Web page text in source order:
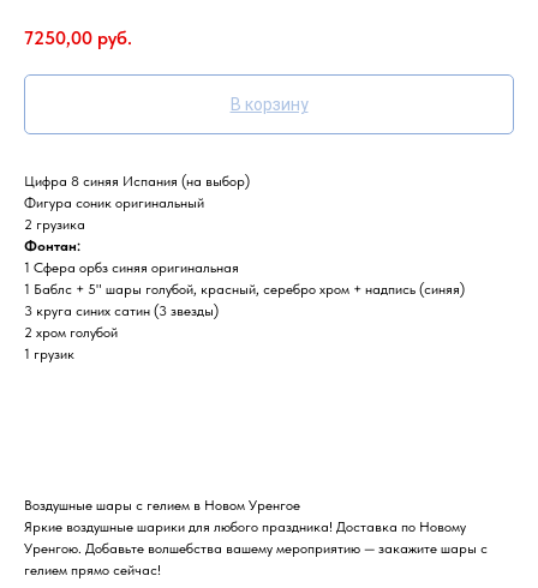
7250,00 руб.
В корзину
Цифра 8 синяя Испания (на выбор)
Фигура соник оригинальный
2 грузика
Фонтан:
1 Сфера орбз синяя оригинальная
1 Баблс + 5" шары голубой, красный, серебро хром + надпись (синяя)
3 круга синих сатин (3 звезды)
2 хром голубой
1 грузик
Воздушные шары с гелием в Новом Уренгое
Яркие воздушные шарики для любого праздника! Доставка по Новому
Уренгою. Добавьте волшебства вашему мероприятию — закажите шары с
гелием прямо сейчас!